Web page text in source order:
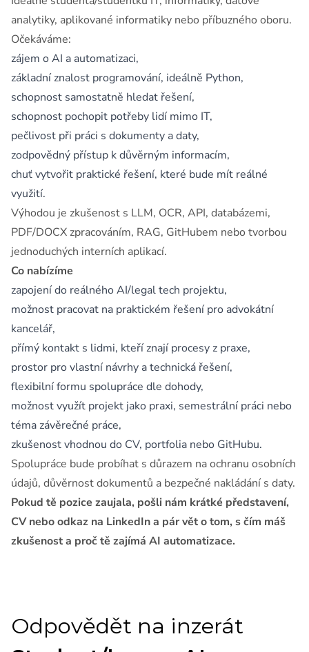
analytiky, aplikované informatiky nebo příbuzného oboru.
Očekáváme:
zájem o AI a automatizaci,
základní znalost programování, ideálně Python,
schopnost samostatně hledat řešení,
schopnost pochopit potřeby lidí mimo IT,
pečlivost při práci s dokumenty a daty,
zodpovědný přístup k důvěrným informacím,
chuť vytvořit praktické řešení, které bude mít reálné
využití.
Výhodou je zkušenost s LLM, OCR, API, databázemi,
PDF/DOCX zpracováním, RAG, GitHubem nebo tvorbou
jednoduchých interních aplikací.
Co nabízíme
zapojení do reálného AI/legal tech projektu,
možnost pracovat na praktickém řešení pro advokátní
kancelář,
přímý kontakt s lidmi, kteří znají procesy z praxe,
prostor pro vlastní návrhy a technická řešení,
flexibilní formu spolupráce dle dohody,
možnost využít projekt jako praxi, semestrální práci nebo
téma závěrečné práce,
zkušenost vhodnou do CV, portfolia nebo GitHubu.
Spolupráce bude probíhat s důrazem na ochranu osobních
údajů, důvěrnost dokumentů a bezpečné nakládání s daty.
Pokud tě pozice zaujala, pošli nám krátké představení,
CV nebo odkaz na LinkedIn a pár vět o tom, s čím máš
zkušenost a proč tě zajímá AI automatizace.